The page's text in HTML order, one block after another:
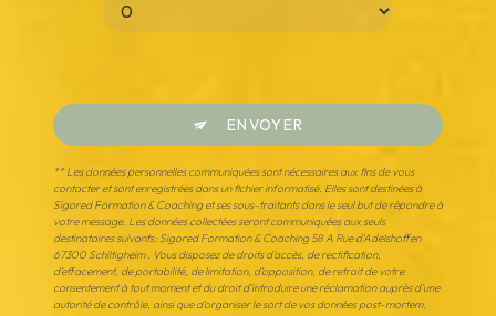
ENVOYER
** Les données personnelles communiquées sont nécessaires aux fins de vous
contacter et sont enregistrées dans un fichier informatisé. Elles sont destinées à
Sigored Formation & Coaching et ses sous-traitants dans le seul but de répondre à
votre message. Les données collectées seront communiquées aux seuls
destinataires suivants: Sigored Formation & Coaching 58 A Rue d'Adelshoffen
67300 Schiltigheim . Vous disposez de droits d’accès, de rectification,
d’effacement, de portabilité, de limitation, d’opposition, de retrait de votre
consentement à tout moment et du droit d’introduire une réclamation auprès d’une
autorité de contrôle, ainsi que d’organiser le sort de vos données post-mortem.